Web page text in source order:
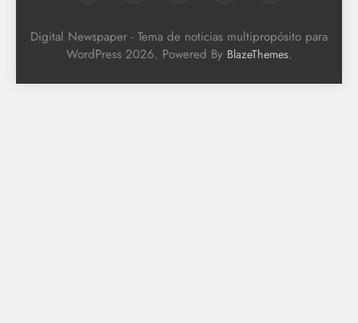
Digital Newspaper - Tema de noticias multipropósito para
WordPress 2026. Powered By BlazeThemes.